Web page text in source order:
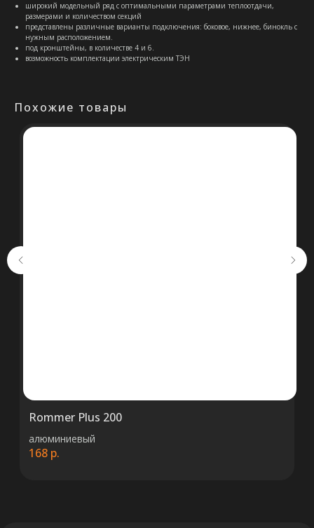
широкий модельный ряд с оптимальными параметрами теплоотдачи,
размерами и количеством секций
представлены различные варианты подключения: боковое, нижнее, бинокль с
нужным расположением.
под кронштейны, в количестве 4 и 6.
возможность комплектации электрическим ТЭН
Похожие товары
Rommer Plus 200
алюминиевый
168 р.
Оставьте свои контакты. Наш
специалист свяжется с Вами в